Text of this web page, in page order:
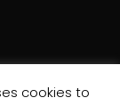
cookies to